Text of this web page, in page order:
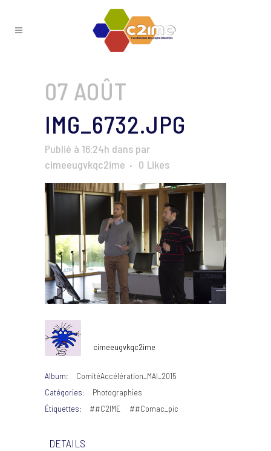
07 AOÛT
IMG_6732.JPG
Publié à 16:24h dans par
cimeeugvkqc2ime
0 Likes
cimeeugvkqc2ime
Album:
ComitéAccélération_MAI_2015
Catégories:
Photographies
Étiquettes:
##C2IME ##Comac_pic
DETAILS